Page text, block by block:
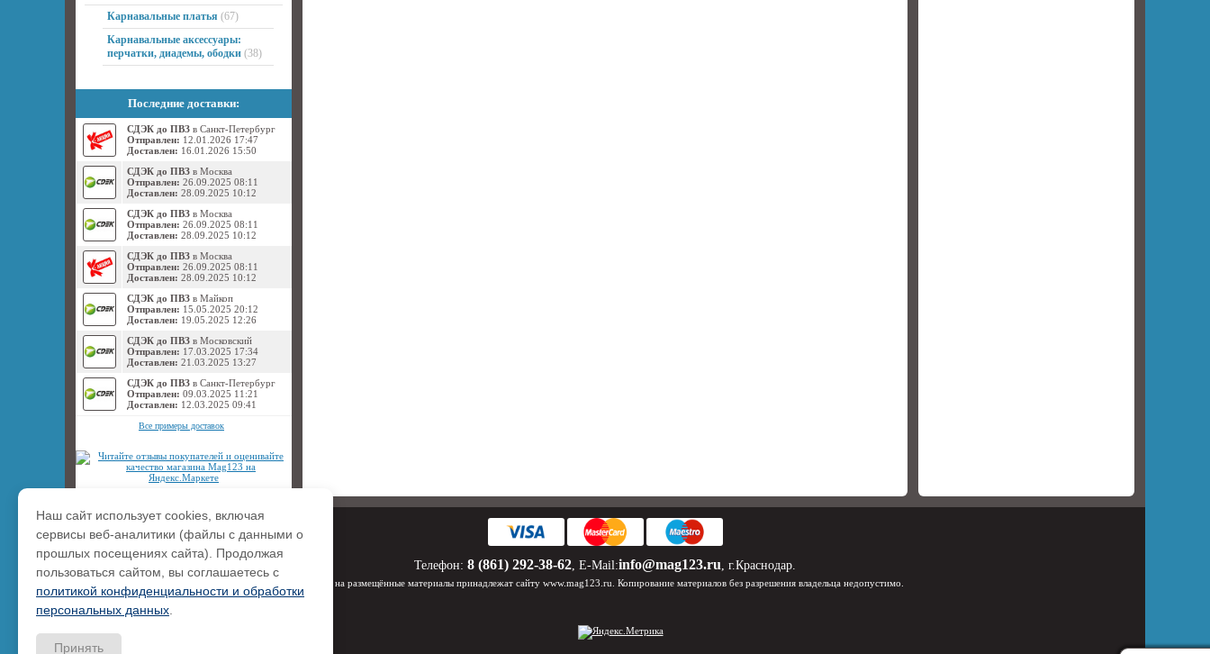
Карнавальные платья (67)
Карнавальные аксессуары:
перчатки, диадемы, ободки (38)
Последние доставки:
СДЭК до ПВЗ в Санкт-Петербург
Отправлен: 12.01.2026 17:47
Доставлен: 16.01.2026 15:50
СДЭК до ПВЗ в Москва
Отправлен: 26.09.2025 08:11
Доставлен: 28.09.2025 10:12
СДЭК до ПВЗ в Москва
Отправлен: 26.09.2025 08:11
Доставлен: 28.09.2025 10:12
СДЭК до ПВЗ в Москва
Отправлен: 26.09.2025 08:11
Доставлен: 28.09.2025 10:12
СДЭК до ПВЗ в Майкоп
Отправлен: 15.05.2025 20:12
Доставлен: 19.05.2025 12:26
СДЭК до ПВЗ в Московский
Отправлен: 17.03.2025 17:34
Доставлен: 21.03.2025 13:27
СДЭК до ПВЗ в Санкт-Петербург
Отправлен: 09.03.2025 11:21
Доставлен: 12.03.2025 09:41
Все примеры доставок
Телефон: 8 (861) 292-38-62, E-Mail:info@mag123.ru, г.Краснодар.
Права на размещённые материалы принадлежат сайту www.mag123.ru. Копирование материалов без разрешения владельца недопустимо.
Наш сайт использует cookies, включая
сервисы веб-аналитики (файлы с данными о
прошлых посещениях сайта). Продолжая
пользоваться сайтом, вы соглашаетесь с
политикой конфиденциальности и обработки
персональных данных
Принять